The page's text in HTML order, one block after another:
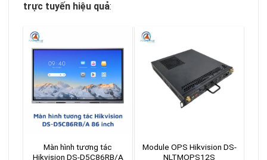
trực tuyến hiệu quả:
Màn hình tương tác
Hikvision DS-D5C86RB/A
Module OPS Hikvision DS-
NLTMOPS12S